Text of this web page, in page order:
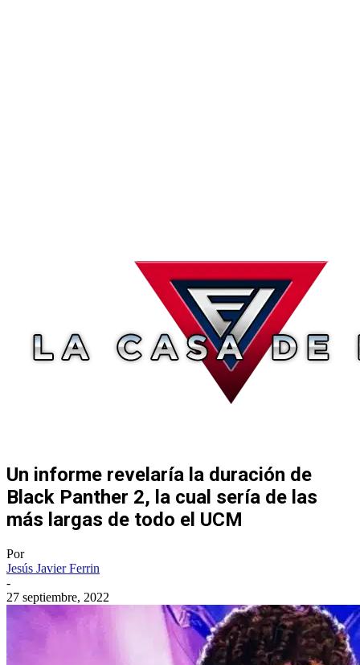
Un informe revelaría la duración de
Black Panther 2, la cual sería de las
más largas de todo el UCM
Por
Jesús Javier Ferrin
-
27 septiembre, 2022